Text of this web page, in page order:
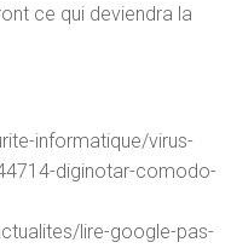
ce qui deviendra la
informatique/virus-
diginotar-comodo-
lire-google-pas-